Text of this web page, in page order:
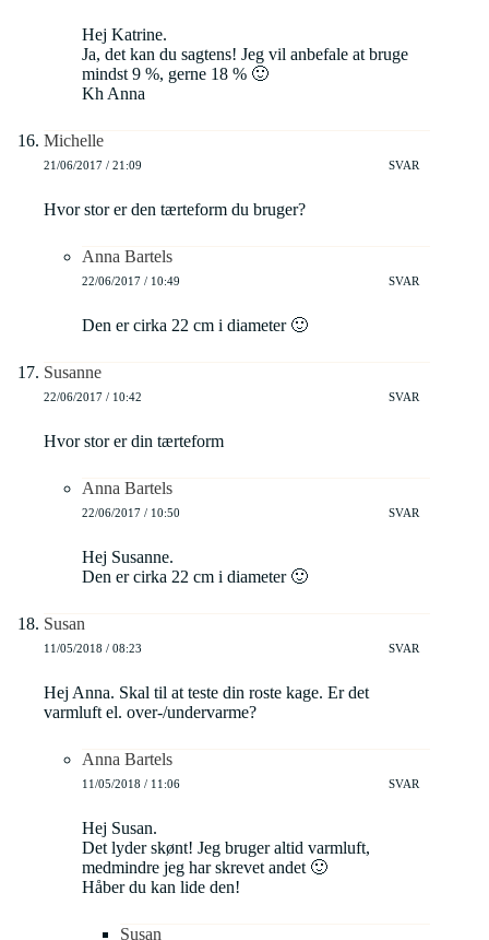
Hej Katrine.
Ja, det kan du sagtens! Jeg vil anbefale at bruge
mindst 9 %, gerne 18 % 🙂
Kh Anna
Michelle
21/06/2017 / 21:09 SVAR
Hvor stor er den tærteform du bruger?
Anna Bartels
22/06/2017 / 10:49 SVAR
Den er cirka 22 cm i diameter 🙂
Susanne
22/06/2017 / 10:42 SVAR
Hvor stor er din tærteform
Anna Bartels
22/06/2017 / 10:50 SVAR
Hej Susanne.
Den er cirka 22 cm i diameter 🙂
Susan
11/05/2018 / 08:23 SVAR
Hej Anna. Skal til at teste din roste kage. Er det
varmluft el. over-/undervarme?
Anna Bartels
11/05/2018 / 11:06 SVAR
Hej Susan.
Det lyder skønt! Jeg bruger altid varmluft,
medmindre jeg har skrevet andet 🙂
Håber du kan lide den!
Susan